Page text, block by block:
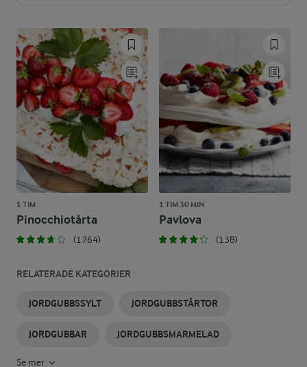
1 TIM
Pinocchiotårta
(1764)
1 TIM 30 MIN
Pavlova
(138)
RELATERADE KATEGORIER
JORDGUBBSSYLT JORDGUBBSTÅRTOR
JORDGUBBAR JORDGUBBSMARMELAD
Se mer